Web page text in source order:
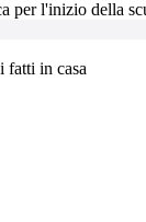
per l'inizio della
fatti in casa